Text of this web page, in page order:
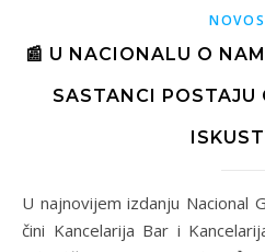
📰 U NACIONALU O
SASTANCI POSTAJU
U najnovijem izdanju Nacional Gastro&Wine otkrivamo što
čini Kancelarija Bar i